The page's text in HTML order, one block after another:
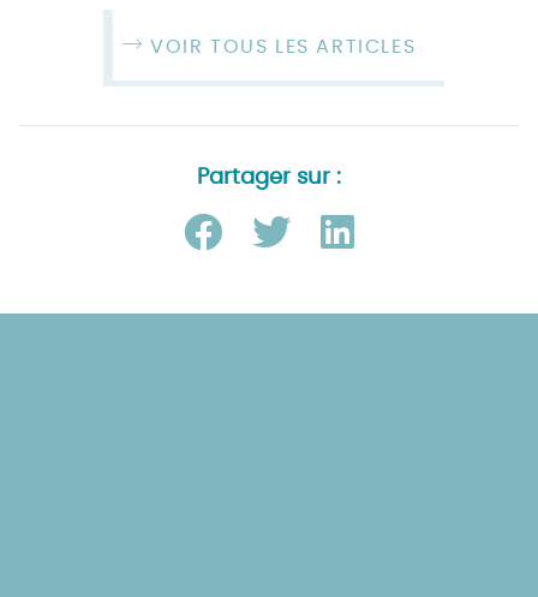
VOIR TOUS LES ARTICLES
Partager sur :